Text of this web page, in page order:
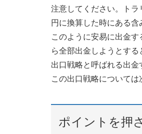
注意してください。ト
円に換算した時にある含
このように安易に出金
ら全部出金しようとす
出口戦略と呼ばれる出金
この出口戦略については
ポイントを押